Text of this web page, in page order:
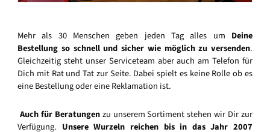
Mehr als 30 Menschen geben jeden Tag alles um Deine
Bestellung so schnell und sicher wie möglich zu versenden.
Gleichzeitig steht unser Serviceteam aber auch am Telefon für
Dich mit Rat und Tat zur Seite. Dabei spielt es keine Rolle ob es
eine Bestellung oder eine Reklamation ist.
Auch für Beratungenzu unserem Sortiment stehen wir Dir zur
Verfügung. Unsere Wurzeln reichen bis in das Jahr 2007